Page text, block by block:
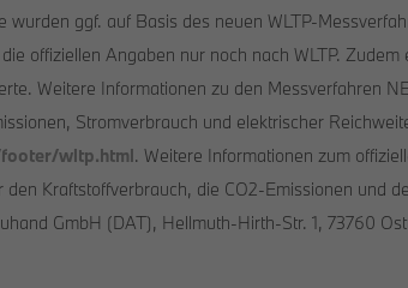
wurden ggf. auf Basis des neuen WLTP-
offiziellen Angaben nur noch nach WLTP.
Weitere Informationen zu den Messverfahren
Stromverbrauch und elektrischer
wltp.html. Weitere Informationen zum
Kraftstoffverbrauch, die CO2-Emissionen und
GmbH (DAT), Hellmuth-Hirth-Str. 1, 73760